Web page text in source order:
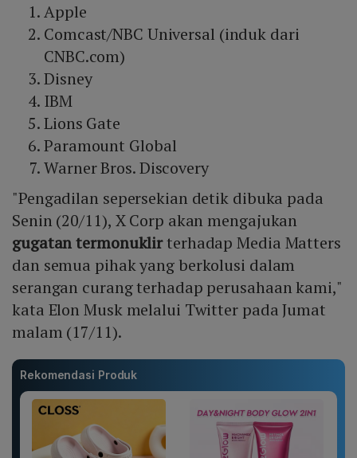
Apple
Comcast/NBC Universal (induk dari
CNBC.com)
Disney
IBM
Lions Gate
Paramount Global
Warner Bros. Discovery
"Pengadilan sepersekian detik dibuka pada
Senin (20/11), X Corp akan mengajukan
gugatan termonuklirterhadap Media Matters
dan semua pihak yang berkolusi dalam
serangan curang terhadap perusahaan kami,"
kata Elon Musk melalui Twitter pada Jumat
malam (17/11).
Rekomendasi Produk